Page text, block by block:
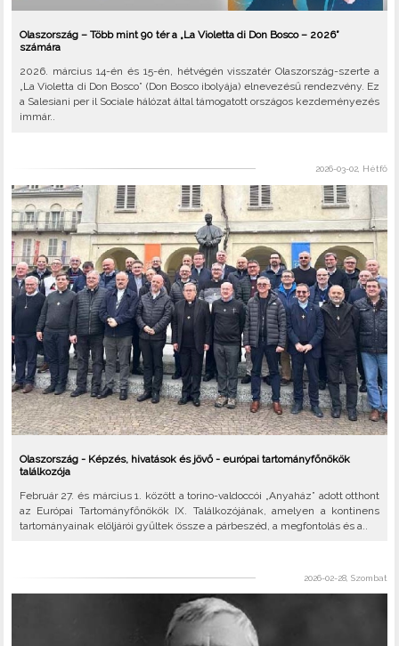
Olaszország – Több mint 90 tér a „La Violetta di Don Bosco – 2026”
számára
2026. március 14-én és 15-én, hétvégén visszatér Olaszország-szerte a
„La Violetta di Don Bosco” (Don Bosco ibolyája) elnevezésű rendezvény. Ez
a Salesiani per il Sociale hálózat által támogatott országos kezdeményezés
immár..
2026-03-02, Hétfő
Olaszország - Képzés, hivatások és jövő - európai tartományfőnökök
találkozója
Február 27. és március 1. között a torino-valdoccói „Anyaház” adott otthont
az Európai Tartományfőnökök IX. Találkozójának, amelyen a kontinens
tartományainak elöljárói gyűltek össze a párbeszéd, a megfontolás és a..
2026-02-28, Szombat